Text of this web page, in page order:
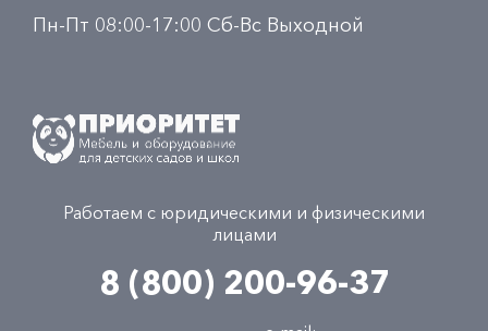
Пн-Пт 08:00-17:00 Сб-Вс Выходной
Работаем с юридическими и физическими
лицами
8 (800) 200-96-37